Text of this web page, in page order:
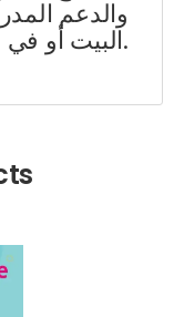
والدعم
البيت أو في القسم.